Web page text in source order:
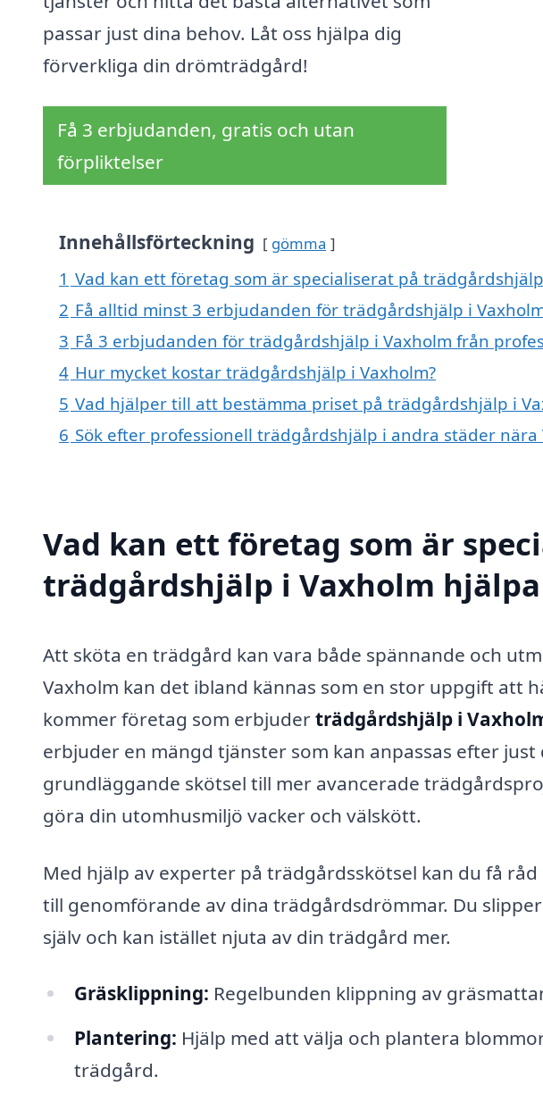
passar just dina behov. Låt oss hjälpa dig
förverkliga din drömträdgård!
Få 3 erbjudanden, gratis och utan
förpliktelser
Innehållsförteckning gömma
1 Vad kan ett företag som är specialiserat på
2 Få alltid minst 3 erbjudanden för trädgårdshjälp i
3 Få 3 erbjudanden för trädgårdshjälp i Vaxholm från
4 Hur mycket kostar trädgårdshjälp i Vaxholm?
5 Vad hjälper till att bestämma priset på trädgårdshjälp i
6 Sök efter professionell trädgårdshjälp i andra städer nära
Vad kan ett företag som är
trädgårdshjälp i Vaxholm
Att sköta en trädgård kan vara både spännande och
Vaxholm kan det ibland kännas som en stor uppgift att
kommer företag som erbjuderträdgårdshjälp i
erbjuder en mängd tjänster som kan anpassas efter
grundläggande skötsel till mer avancerade
göra din utomhusmiljö vacker och välskött.
Med hjälp av experter på trädgårdsskötsel kan du få
till genomförande av dina trädgårdsdrömmar. Du
själv och kan istället njuta av din trädgård mer.
Gräsklippning: Regelbunden klippning av
Plantering: Hjälp med att välja och plantera
trädgård.